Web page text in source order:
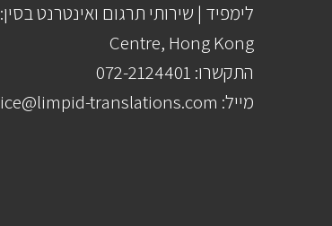
לימפיד | שירותי תרגום ואינטרנט בסין: Billion
Centre, Hong Kong
התקשרו: 072-2124401
מייל: service@limpid-translations.com